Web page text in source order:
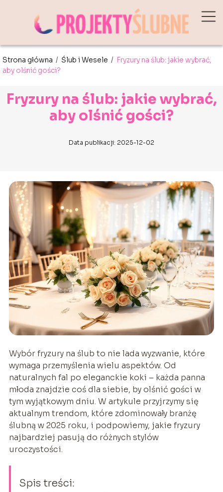
Strona główna / Ślub i Wesele / Fryzury na ślub: jakie wybrać,
aby olśnić gości?
Fryzury na ślub: jakie wybrać,
aby olśnić gości?
Data publikacji: 2025-12-02
Wybór fryzury na ślub to nie lada wyzwanie, które
wymaga przemyślenia wielu aspektów. Od
naturalnych fal po eleganckie koki – każda panna
młoda znajdzie coś dla siebie, by olśnić gości w
tym wyjątkowym dniu. W artykule przyjrzymy się
aktualnym trendom, które zdominowały branżę
ślubną w 2025 roku, i podpowiemy, jakie fryzury
najbardziej pasują do różnych stylów
uroczystości.
Spis treści: